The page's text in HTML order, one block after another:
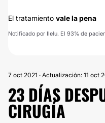
El tratamiento vale la pena
Notificado por Ilelu. El 93% de
7 oct 2021 · Actualización: 11 oct
23 DÍAS
CIRUGÍA